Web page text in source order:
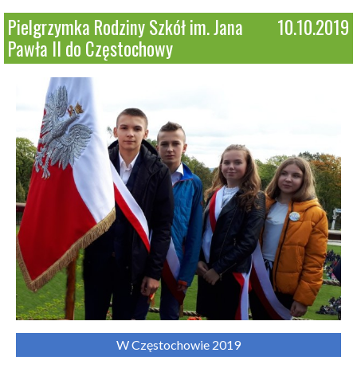
Pielgrzymka Rodziny Szkół im. Jana
Pawła II do Częstochowy
10.10.2019
W Częstochowie 2019